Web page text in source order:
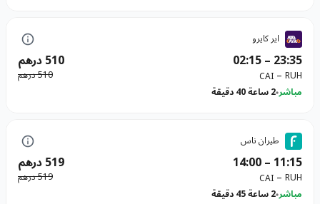
اير كايرو
23:35
–
02:15 510 درهم
RUH
–
CAI
510 درهم
مباشر2 ساعة 40 دقيقة
طيران ناس
11:15
–
14:00 519 درهم
RUH
–
CAI
519 درهم
مباشر2 ساعة 45 دقيقة